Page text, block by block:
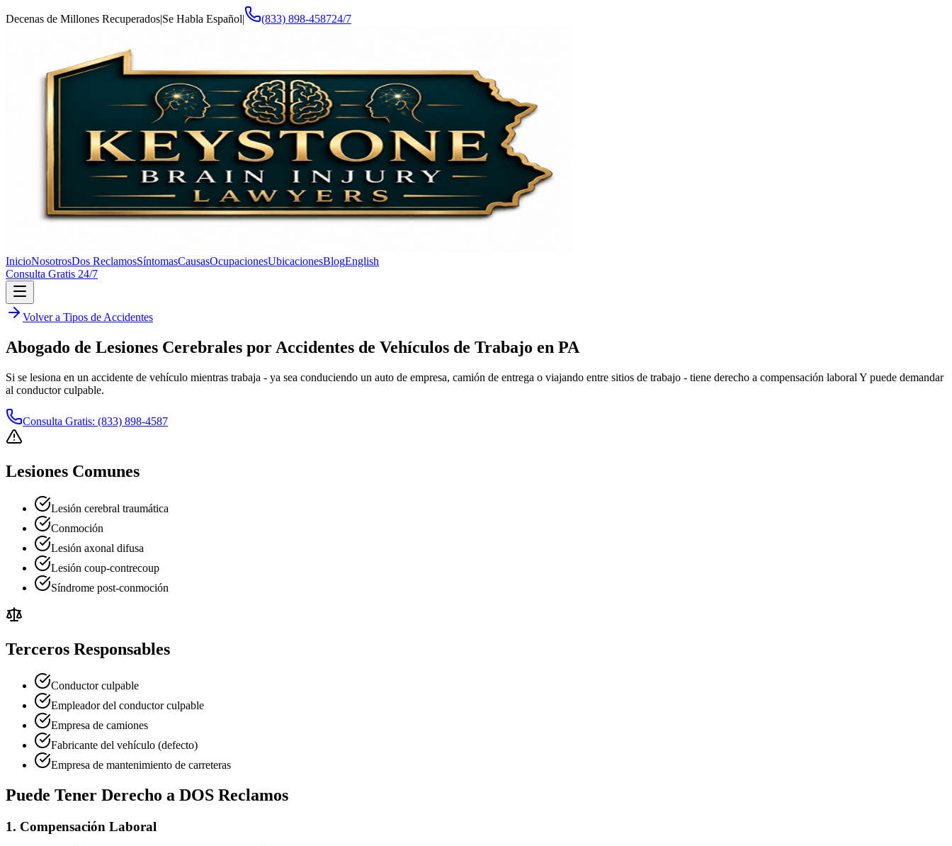
Decenas de Millones Recuperados|Se Habla Español| (833) 898-458724/7
InicioNosotrosDos ReclamosSíntomasCausasOcupacionesUbicacionesBlogEnglish
Consulta Gratis 24/7
Volver a Tipos de Accidentes
Abogado de Lesiones Cerebrales por Accidentes de Vehículos de Trabajo en PA
Si se lesiona en un accidente de vehículo mientras trabaja - ya sea conduciendo un auto de empresa, camión de entrega o viajando entre sitios de trabajo - tiene derecho a compensación laboral Y puede demandar
al conductor culpable.
Consulta Gratis: (833) 898-4587
Lesiones Comunes
Lesión cerebral traumática
Conmoción
Lesión axonal difusa
Lesión coup-contrecoup
Síndrome post-conmoción
Terceros Responsables
Conductor culpable
Empleador del conductor culpable
Empresa de camiones
Fabricante del vehículo (defecto)
Empresa de mantenimiento de carreteras
Puede Tener Derecho a DOS Reclamos
1. Compensación Laboral